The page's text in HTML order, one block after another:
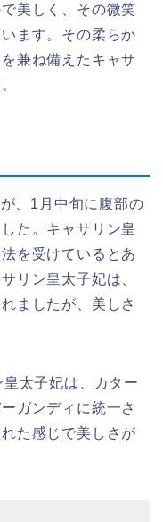
美しく、その微笑
ます。その柔らか
兼ね備えたキャサ
、1月中旬に腹部の
た。キャサリン皇
を受けているとあ
リン皇太子妃は、
ましたが、美しさ
太子妃は、カター
ガンディに統一さ
た感じで美しさが